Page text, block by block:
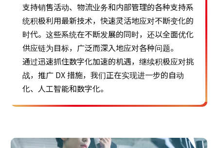
支持销售活动、物流业务和内部管理的各种支持系
统积极利用最新技术，快速灵活地应对不断变化的
时代。这些系统在不断发展的同时，还以全面优化
供应链为目标，广泛而深入地应对各种问题。
通过迅速抓住数字化加速的机遇，继续积极应对挑
战，推广 DX 措施，我们正在实现进一步的自动
化、人工智能和数字化。